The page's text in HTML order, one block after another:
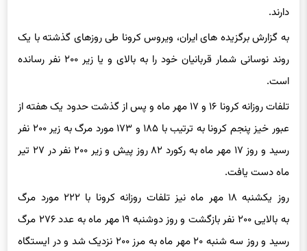
دارند.
به گزارش برگزیده های ایران، ویروس کرونا طی روزهای گذشته با یک
روند نوسانی شمار قربانیان خود را به بالای و یا زیر ۲۰۰ نفر رسانده
است.
تلفات روزانه کرونا ۱۶ و ۱۷ مهر ماه و پس از گذشت حدود یک هفته از
عبور خیز پنجم کرونا به ترتیب با ۱۸۵ و ۱۷۳ مورد مرگ به زیر ۲۰۰ نفر
رسید و روز ۱۷ مهر ماه به رکورد ۸۲ روز پیش و زیر ۲۰۰ نفر در ۲۷ تیر
ماه دست یافت.
روز یکشنبه ۱۸ مهر ماه نیز تلفات روزانه کرونا با ۲۲۲ مورد مرگ
به بالایی ۲۰۰ نفر بازگشت و روز دوشنبه ۱۹ مهر ماه به عدد ۲۷۶ مرگ
رسید و روز سه شنبه ۲۰ مهر ماه به مرز ۲۰۰ نزدیک شد و در ایستگاه